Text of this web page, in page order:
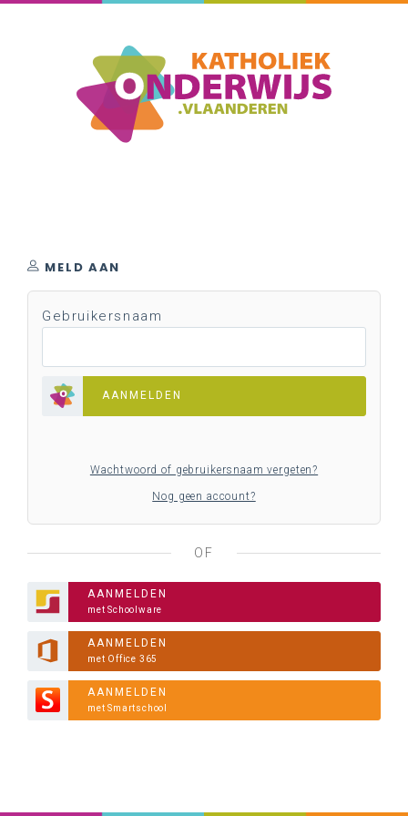
MELD AAN
Gebruikersnaam
AANMELDEN
Wachtwoord of gebruikersnaam vergeten?
Nog geen account?
OF
AANMELDEN
met Schoolware
AANMELDEN
met Office 365
AANMELDEN
met Smartschool